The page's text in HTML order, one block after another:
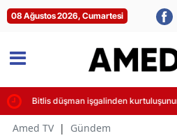
08 Ağustos 2026, Cumartesi
Bitlis düşman işgalinden
Amed TV | Gündem